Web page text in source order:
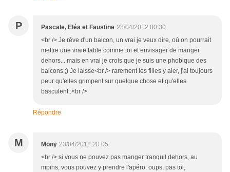
P Pascale, Eléa et Faustine 28/04/2012 00:30
<br /> Je rêve d'un balcon, un vrai je veux dire, où on pourrait
mettre une vraie table comme toi et envisager de manger
dehors... mais en vrai je crois que je suis une phobique des
balcons ;) Je laisse<br /> rarement les filles y aler, j'ai toujours
peur qu'elles grimpent sur quelque chose et qu'elles
basculent..<br />
Répondre
M Mony 23/04/2012 20:05
<br /> si vous ne pouvez pas manger tranquil dehors, au
mpins, vous pouvez y prendre l'apéro. oups, pas toi,